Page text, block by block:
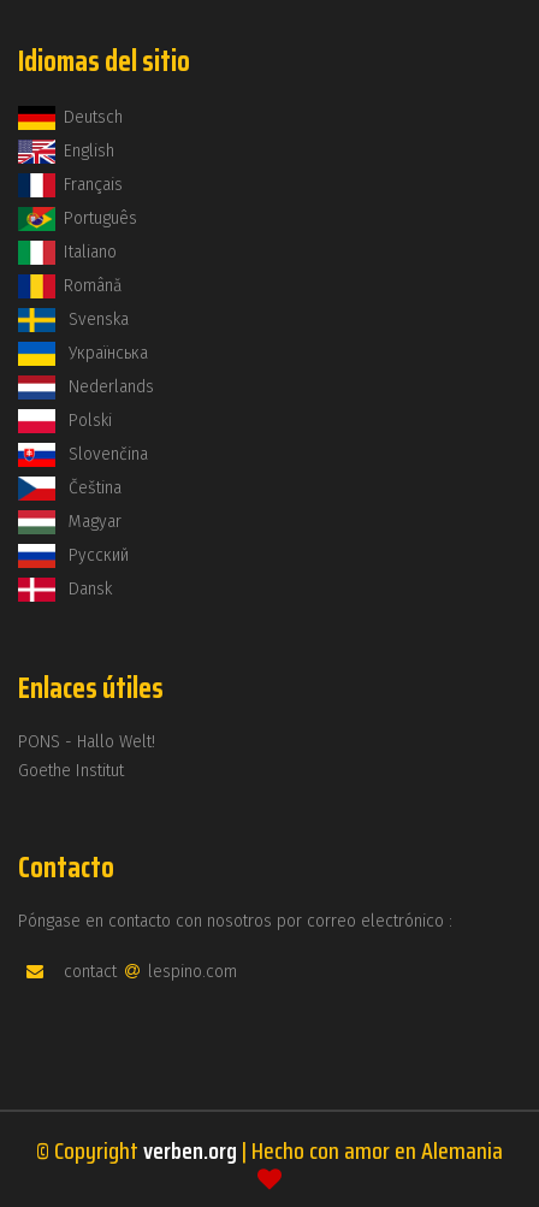
Idiomas del sitio
Deutsch
English
Français
Português
Italiano
Română
Svenska
Українська
Nederlands
Polski
Slovenčina
Čeština
Magyar
Русский
Dansk
Enlaces útiles
PONS - Hallo Welt!
Goethe Institut
Contacto
Póngase en contacto con nosotros por correo electrónico :
contact lespino.com
© Copyrightverben.org| Hecho con amor en Alemania